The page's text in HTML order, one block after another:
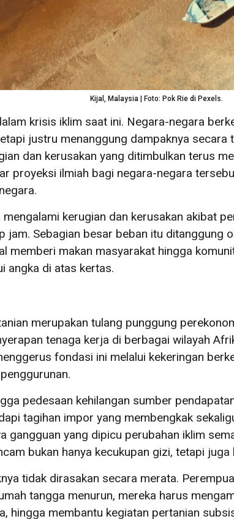
Kijal, Malaysia | Foto: Pok Rie di Pexels.
krisis iklim saat ini. Negara-negara
justru menanggung dampaknya secara
dan kerusakan yang ditimbulkan terus
proyeksi ilmiah bagi negara-negara
kerugian dan kerusakan akibat
jam. Sebagian besar beban itu ditanggung
memberi makan masyarakat hingga
angka di atas kertas.
merupakan tulang punggung
tenaga kerja di berbagai wilayah
fondasi ini melalui kekeringan
pedesaan kehilangan sumber
tagihan impor yang membengkak
gangguan yang dipicu perubahan iklim
bukan hanya kecukupan gizi, tetapi
tidak dirasakan secara merata.
tangga menurun, mereka harus
hingga membantu kegiatan pertanian